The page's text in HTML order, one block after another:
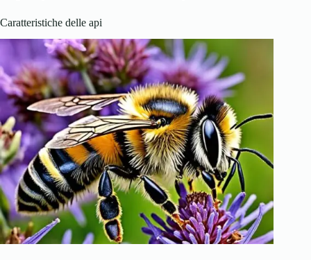
Caratteristiche delle api